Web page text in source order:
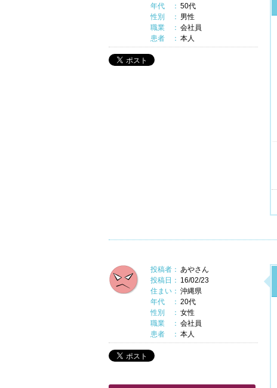
年代 ： 50代
性別 ： 男性
職業 ： 会社員
患者 ： 本人
投稿者： あやさん
投稿日： 16/02/23
住まい： 沖縄県
年代 ： 20代
性別 ： 女性
職業 ： 会社員
患者 ： 本人